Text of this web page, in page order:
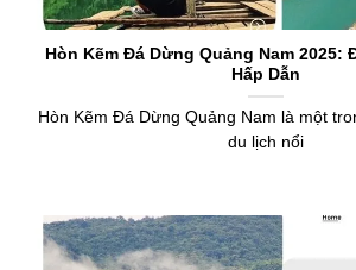
Hòn Kẽm Đá Dừng Quảng Nam 2025:
Hấp Dẫn
Hòn Kẽm Đá Dừng Quảng Nam là một
du lịch nổi